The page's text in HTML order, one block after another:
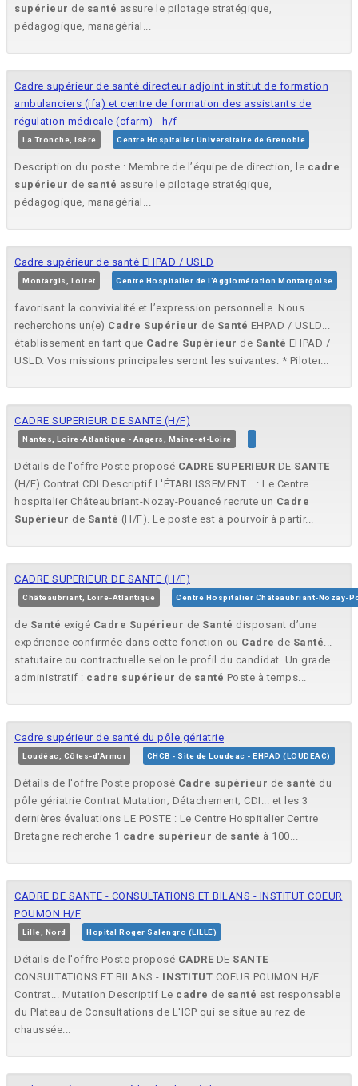
supérieur de santé assure le pilotage stratégique,
pédagogique, managérial...
Cadre supérieur de santé directeur adjoint institut de formation
ambulanciers (ifa) et centre de formation des assistants de
régulation médicale (cfarm) - h/f
La Tronche, Isère Centre Hospitalier Universitaire de Grenoble
Description du poste : Membre de l’équipe de direction, le cadre
supérieur de santé assure le pilotage stratégique,
pédagogique, managérial...
Cadre supérieur de santé EHPAD / USLD
Montargis, Loiret Centre Hospitalier de l'Agglomération Montargoise
favorisant la convivialité et l’expression personnelle. Nous
recherchons un(e) Cadre Supérieur de Santé EHPAD / USLD...
établissement en tant que Cadre Supérieur de Santé EHPAD /
USLD. Vos missions principales seront les suivantes: * Piloter...
CADRE SUPERIEUR DE SANTE (H/F)
Nantes, Loire-Atlantique - Angers, Maine-et-Loire
Détails de l'offre Poste proposé CADRE SUPERIEUR DE SANTE
(H/F) Contrat CDI Descriptif L'ÉTABLISSEMENT... : Le Centre
hospitalier Châteaubriant-Nozay-Pouancé recrute un Cadre
Supérieur de Santé (H/F). Le poste est à pourvoir à partir...
CADRE SUPERIEUR DE SANTE (H/F)
Châteaubriant, Loire-Atlantique Centre Hospitalier Châteaubriant-Nozay-
de Santé exigé Cadre Supérieur de Santé disposant d’une
expérience confirmée dans cette fonction ou Cadre de Santé...
statutaire ou contractuelle selon le profil du candidat. Un grade
administratif : cadre supérieur de santé Poste à temps...
Cadre supérieur de santé du pôle gériatrie
Loudéac, Côtes-d'Armor CHCB - Site de Loudeac - EHPAD (LOUDEAC)
Détails de l'offre Poste proposé Cadre supérieur de santé du
pôle gériatrie Contrat Mutation; Détachement; CDI... et les 3
dernières évaluations LE POSTE : Le Centre Hospitalier Centre
Bretagne recherche 1 cadre supérieur de santé à 100...
CADRE DE SANTE - CONSULTATIONS ET BILANS - INSTITUT COEUR
POUMON H/F
Lille, Nord Hopital Roger Salengro (LILLE)
Détails de l'offre Poste proposé CADRE DE SANTE -
CONSULTATIONS ET BILANS - INSTITUT COEUR POUMON H/F
Contrat... Mutation Descriptif Le cadre de santé est responsable
du Plateau de Consultations de L'ICP qui se situe au rez de
chaussée...